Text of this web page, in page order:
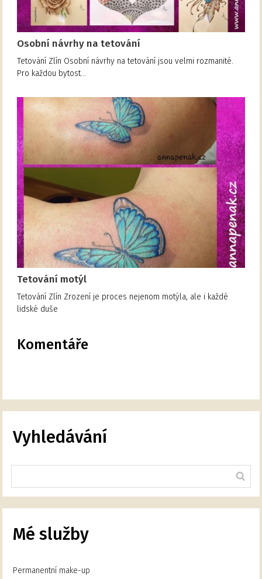
Osobní návrhy na tetování
Tetování Zlín Osobní návrhy na tetování jsou velmi rozmanité.
Pro každou bytost…
Tetování motýl
Tetování Zlín Zrození je proces nejenom motýla, ale i každé
lidské duše
Komentáře
Vyhledávání
Mé služby
Permanentní make-up